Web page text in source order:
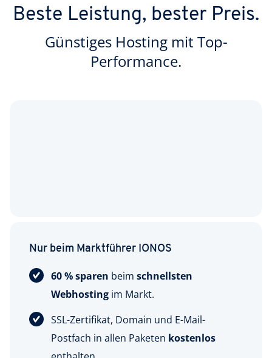
Beste Leistung, bester Preis.
Günstiges Hosting mit Top-
Performance.
Nur beim Marktführer IONOS
60 % sparen beim schnellsten
Webhosting im Markt.
SSL-Zertifikat, Domain und E-Mail-
Postfach in allen Paketen kostenlos